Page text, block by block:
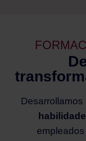
Desarrollamos